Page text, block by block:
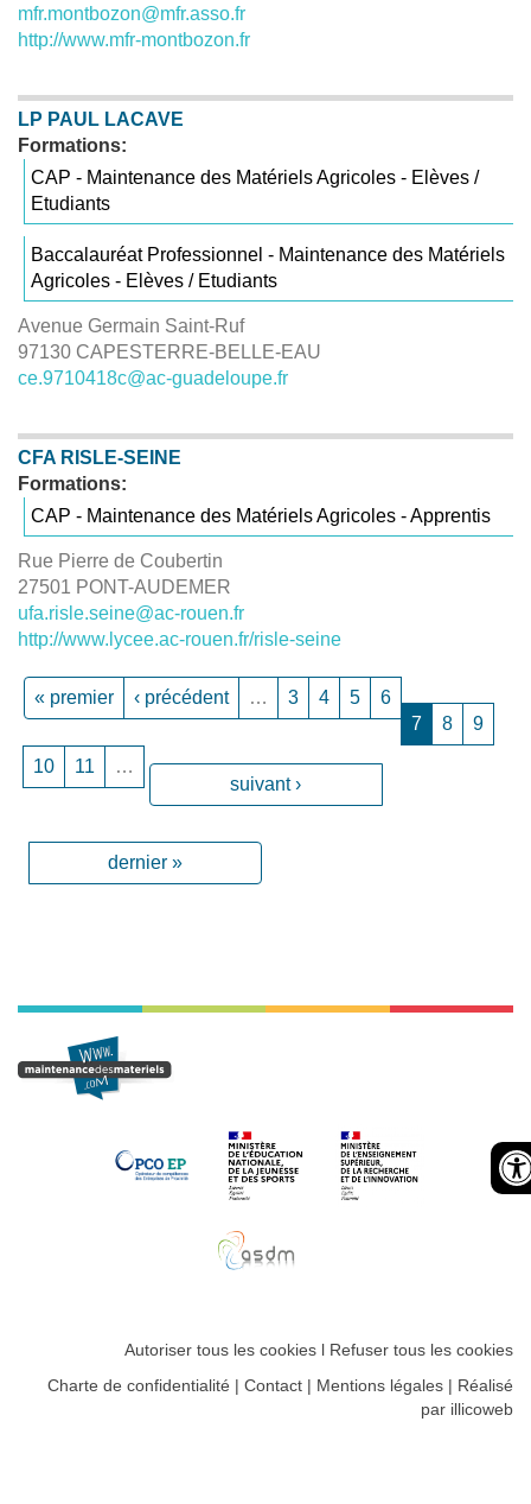
mfr.montbozon@mfr.asso.fr
http://www.mfr-montbozon.fr
LP PAUL LACAVE
Formations:
CAP - Maintenance des Matériels Agricoles - Elèves /
Etudiants
Baccalauréat Professionnel - Maintenance des Matériels
Agricoles - Elèves / Etudiants
Avenue Germain Saint-Ruf
97130 CAPESTERRE-BELLE-EAU
ce.9710418c@ac-guadeloupe.fr
CFA RISLE-SEINE
Formations:
CAP - Maintenance des Matériels Agricoles - Apprentis
Rue Pierre de Coubertin
27501 PONT-AUDEMER
ufa.risle.seine@ac-rouen.fr
http://www.lycee.ac-rouen.fr/risle-seine
« premier ‹ précédent … 3 4 5
6
7
8 9
10 11
…
suivant ›
dernier »
Autoriser tous les cookies l Refuser tous les cookies
Charte de confidentialité | Contact | Mentions légales | Réalisé
par illicoweb